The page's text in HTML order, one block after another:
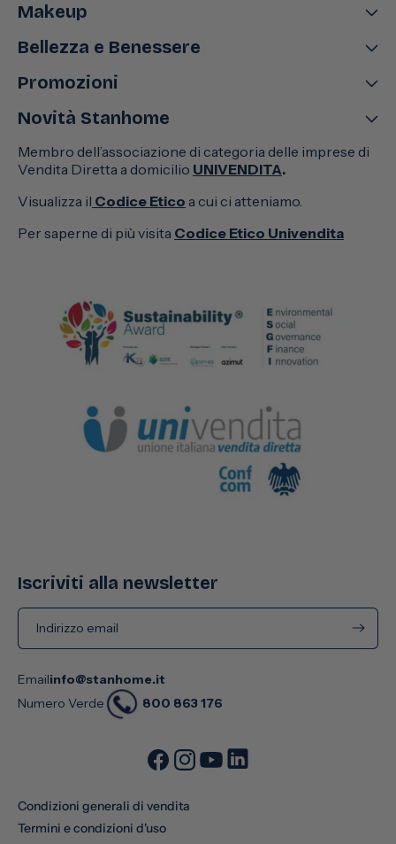
Makeup
Bellezza e Benessere
Promozioni
Novità Stanhome
Membro dell’associazione di categoria delle imprese di
Vendita Diretta a domicilio UNIVENDITA.
Visualizza il Codice Etico a cui ci atteniamo.
Per saperne di più visita Codice Etico Univendita
Iscriviti alla newsletter
Indirizzo email
Emailinfo@stanhome.it
Numero Verde
800 863 176
Condizioni generali di vendita
Termini e condizioni d'uso